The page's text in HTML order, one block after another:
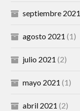
septiembre 2021
agosto 2021 (1)
julio 2021 (2)
mayo 2021 (1)
abril 2021 (2)